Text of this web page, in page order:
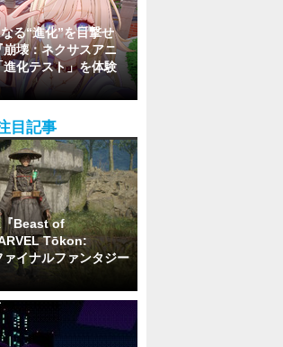
る“進化”を目撃せ
壊：ネクサスアニ
化テスト」を体験
目記事
『Beast of
Tōkon:
イナルファンタジー